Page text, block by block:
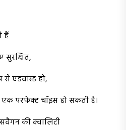
हैं
सुरक्षित,
एडवांस्ड हो,
परफेक्ट चॉइस हो सकती है।
की क्वालिटी